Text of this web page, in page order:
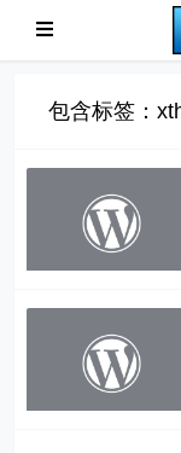
包含标签：